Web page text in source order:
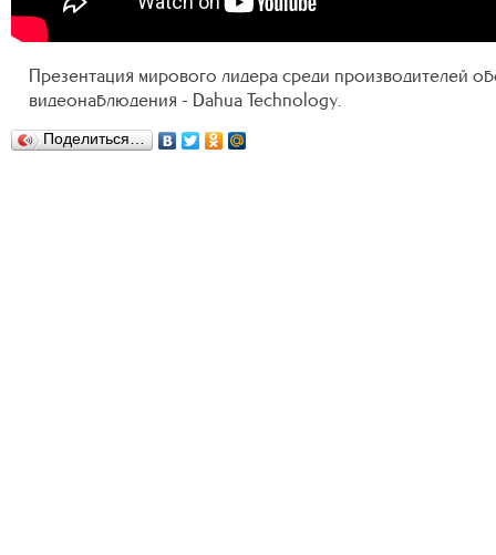
Презентация мирового лидера среди производителей
видеонаблюдения - Dahua Technology.
Поделиться…